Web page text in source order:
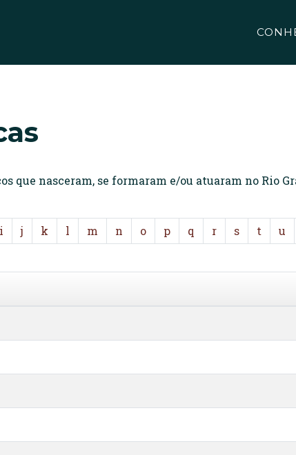
que nasceram, se formaram e/ou atuaram no Rio
i j k l m n o p q r s t u